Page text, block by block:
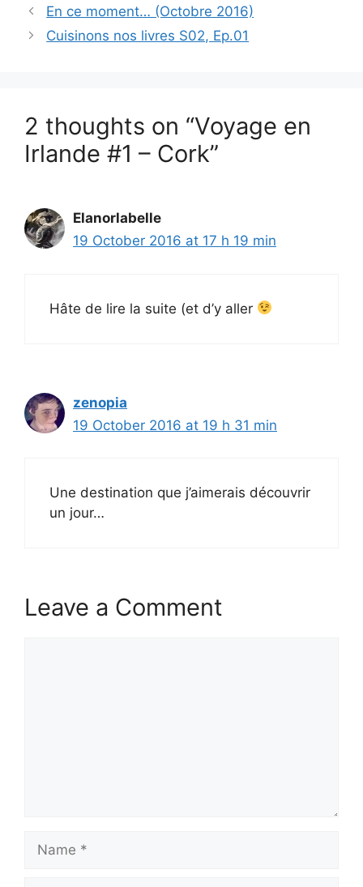
En ce moment… (Octobre 2016)
Cuisinons nos livres S02, Ep.01
2 thoughts on “Voyage en
Irlande #1 – Cork”
Elanorlabelle
19 October 2016 at 17 h 19 min
Hâte de lire la suite (et d’y aller
zenopia
19 October 2016 at 19 h 31 min
Une destination que j’aimerais découvrir
un jour…
Leave a Comment